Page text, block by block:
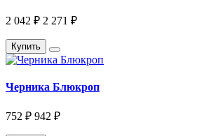
2 042 ₽ 2 271 ₽
Купить
Черника Блюкроп
752 ₽ 942 ₽